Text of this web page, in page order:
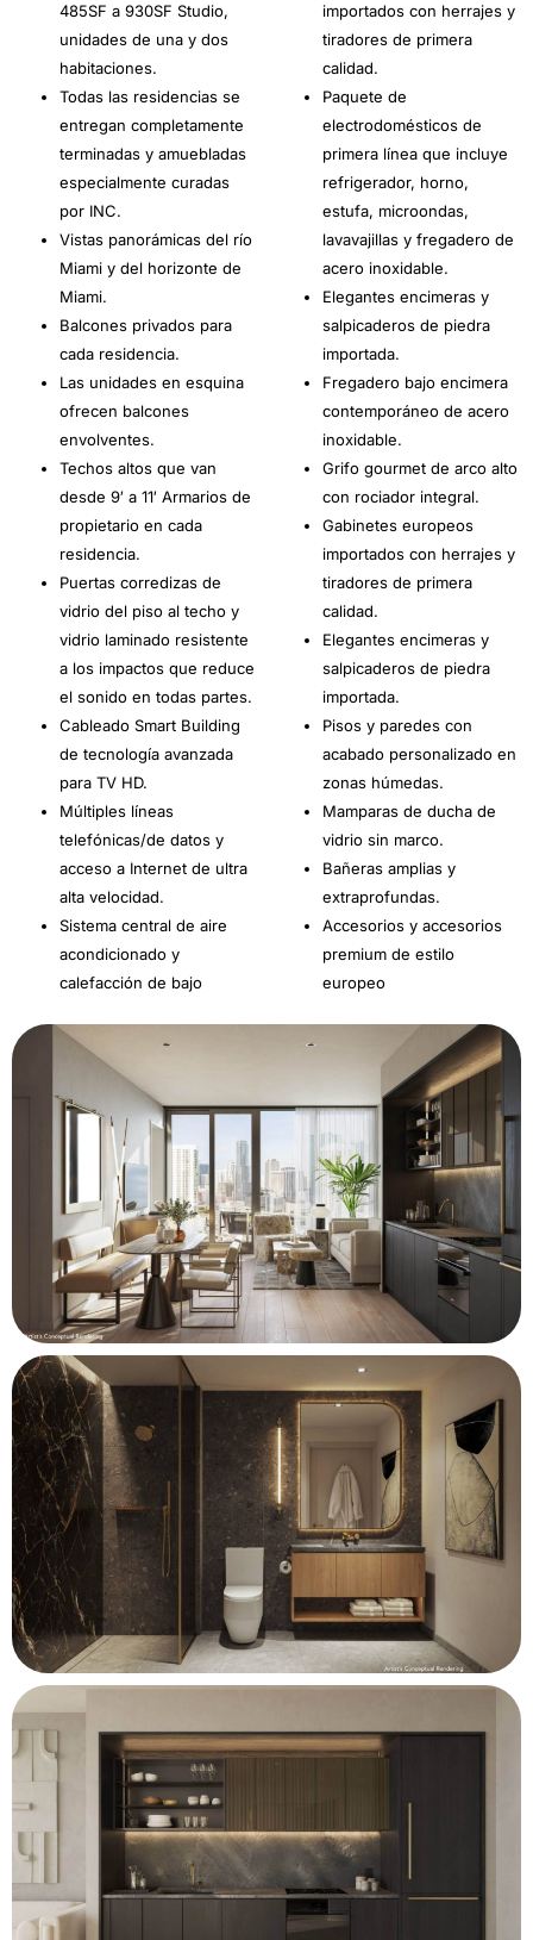
485SF a 930SF Studio,
unidades de una y dos
habitaciones.
Todas las residencias se
entregan completamente
terminadas y amuebladas
especialmente curadas
por INC.
Vistas panorámicas del río
Miami y del horizonte de
Miami.
Balcones privados para
cada residencia.
Las unidades en esquina
ofrecen balcones
envolventes.
Techos altos que van
desde 9′ a 11′ Armarios de
propietario en cada
residencia.
Puertas corredizas de
vidrio del piso al techo y
vidrio laminado resistente
a los impactos que reduce
el sonido en todas partes.
Cableado Smart Building
de tecnología avanzada
para TV HD.
Múltiples líneas
telefónicas/de datos y
acceso a Internet de ultra
alta velocidad.
Sistema central de aire
acondicionado y
calefacción de bajo
importados con herrajes y
tiradores de primera
calidad.
Paquete de
electrodomésticos de
primera línea que incluye
refrigerador, horno,
estufa, microondas,
lavavajillas y fregadero de
acero inoxidable.
Elegantes encimeras y
salpicaderos de piedra
importada.
Fregadero bajo encimera
contemporáneo de acero
inoxidable.
Grifo gourmet de arco alto
con rociador integral.
Gabinetes europeos
importados con herrajes y
tiradores de primera
calidad.
Elegantes encimeras y
salpicaderos de piedra
importada.
Pisos y paredes con
acabado personalizado en
zonas húmedas.
Mamparas de ducha de
vidrio sin marco.
Bañeras amplias y
extraprofundas.
Accesorios y accesorios
premium de estilo
europeo